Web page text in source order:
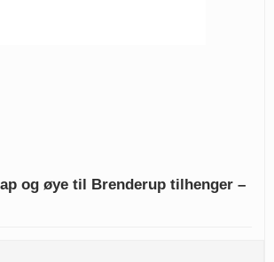
og øye til Brenderup tilhenger –